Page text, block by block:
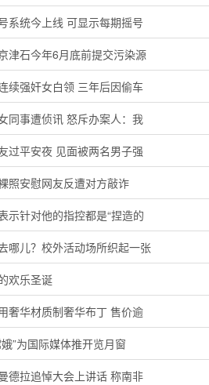
系统今上线 可显示每期摇号
津石今年6月底前提交污染源
续强奸女白领 三年后因偷车
同事遭侦讯 怒斥办案人：我
过平安夜 见面被两名男子强
照安慰网友反遭对方敲诈
示针对他的指控都是“捏造的
哪儿？校外活动场所织起一张
欢乐圣诞
奢华材质制奢华布丁 售价逾
”为国际媒体推开览月窗
德拉追悼大会上讲话 称南非